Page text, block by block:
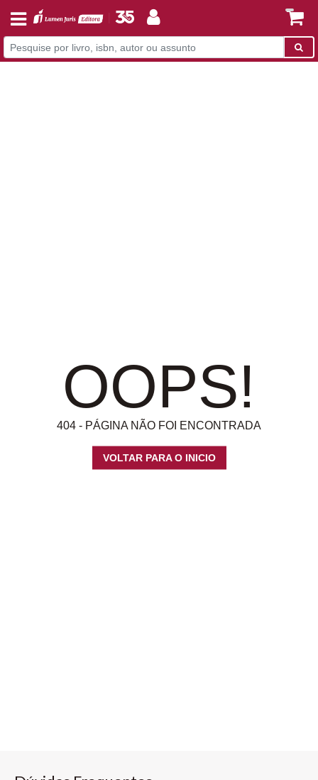
OOPS!
404 - PÁGINA NÃO FOI ENCONTRADA
VOLTAR PARA O INICIO